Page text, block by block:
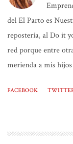
del El Parto es
repostería, al Do it
red porque entre
merienda a mis
FACEBOOK